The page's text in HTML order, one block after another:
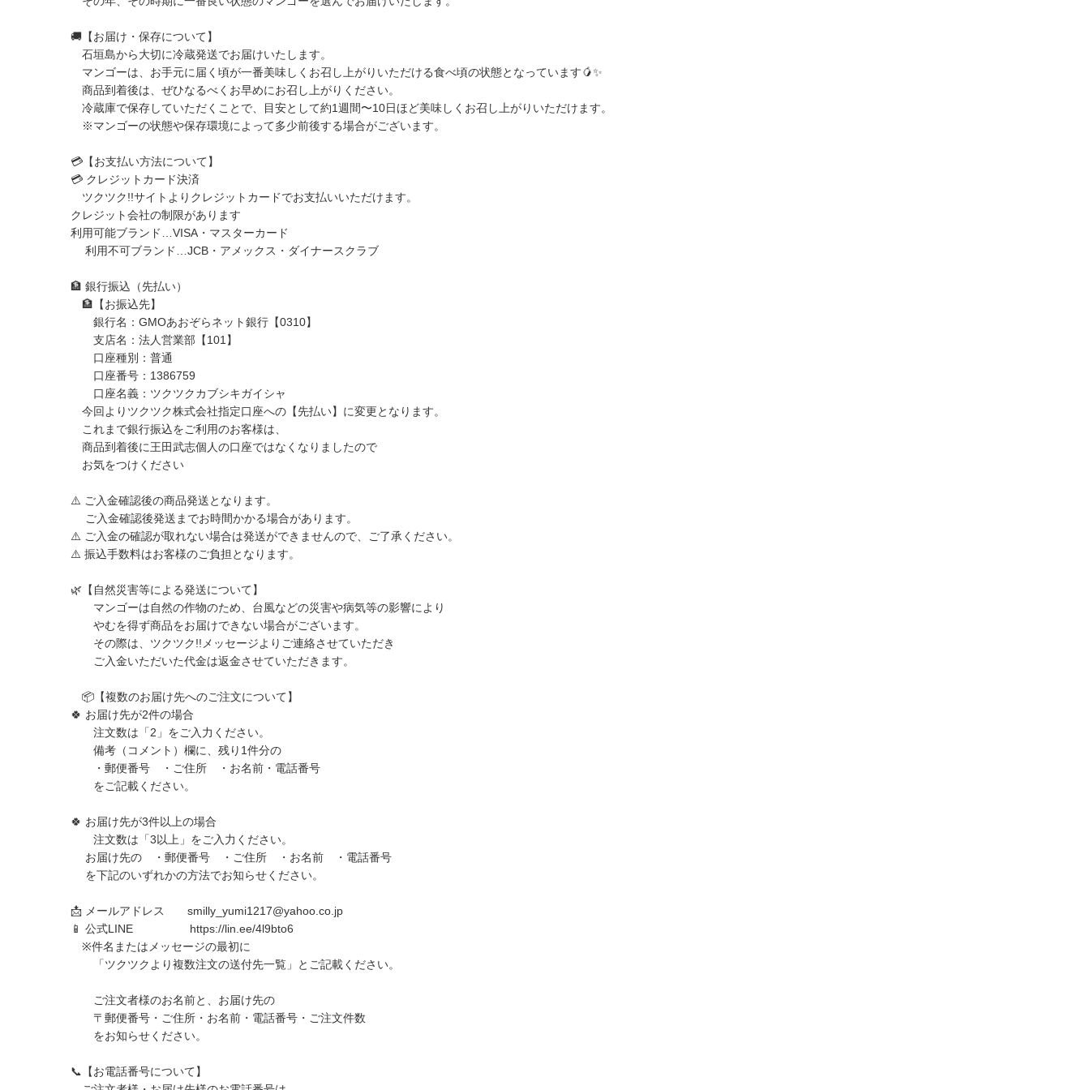
🚚【お届け・保存について】
石垣島から大切に冷蔵発送でお届けいたします。
マンゴーは、お手元に届く頃が一番美味しくお召し上がりいただける食べ頃の状態となっています🥭✨
商品到着後は、ぜひなるべくお早めにお召し上がりください。
冷蔵庫で保存していただくことで、目安として約1週間〜10日ほど美味しくお召し上がりいただけます。
※マンゴーの状態や保存環境によって多少前後する場合がございます。
💳【お支払い方法について】
💳 クレジットカード決済
ツクツク!!サイトよりクレジットカードでお支払いいただけます。
クレジット会社の制限があります
利用可能ブランド…VISA・マスターカード
利用不可ブランド…JCB・アメックス・ダイナースクラブ
🏦 銀行振込（先払い）
🏦【お振込先】
銀行名：GMOあおぞらネット銀行【0310】
支店名：法人営業部【101】
口座種別：普通
口座番号：1386759
口座名義：ツクツクカブシキガイシャ
今回よりツクツク株式会社指定口座への【先払い】に変更となります。
これまで銀行振込をご利用のお客様は、
商品到着後に王田武志個人の口座ではなくなりましたので
お気をつけください
⚠️ ご入金確認後の商品発送となります。
ご入金確認後発送までお時間かかる場合があります。
⚠️ ご入金の確認が取れない場合は発送ができませんので、ご了承ください。
⚠️ 振込手数料はお客様のご負担となります。
🌿【自然災害等による発送について】
マンゴーは自然の作物のため、台風などの災害や病気等の影響により
やむを得ず商品をお届けできない場合がございます。
その際は、ツクツク!!メッセージよりご連絡させていただき
ご入金いただいた代金は返金させていただきます。
📦【複数のお届け先へのご注文について】
🍀 お届け先が2件の場合
注文数は「2」をご入力ください。
備考（コメント）欄に、残り1件分の
・郵便番号 ・ご住所 ・お名前・電話番号
をご記載ください。
🍀 お届け先が3件以上の場合
注文数は「3以上」をご入力ください。
お届け先の ・郵便番号 ・ご住所 ・お名前 ・電話番号
を下記のいずれかの方法でお知らせください。
📩 メールアドレス smilly_yumi1217@yahoo.co.jp
📱 公式LINE https://lin.ee/4l9bto6
※件名またはメッセージの最初に
「ツクツクより複数注文の送付先一覧」とご記載ください。
ご注文者様のお名前と、お届け先の
〒郵便番号・ご住所・お名前・電話番号・ご注文件数
をお知らせください。
📞【お電話番号について】